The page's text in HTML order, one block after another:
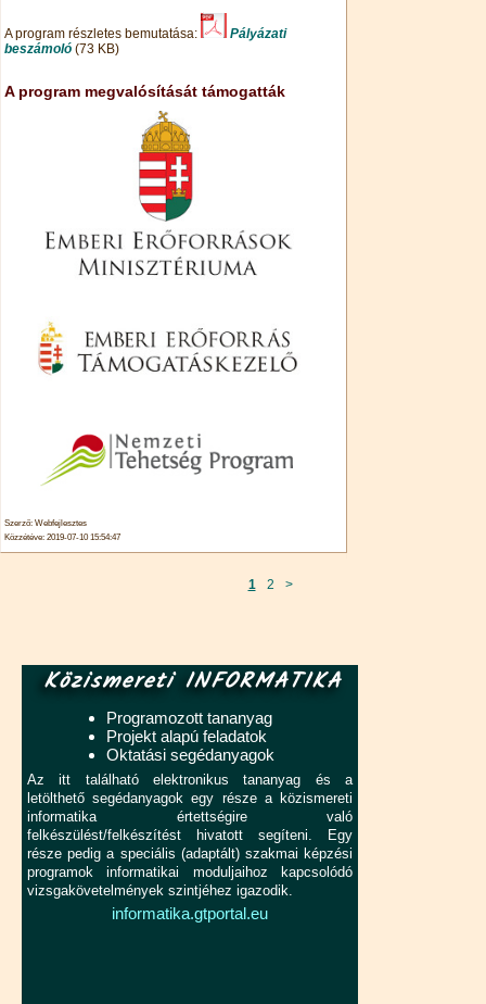
A program részletes bemutatása:
Pályázati
beszámoló (73 KB)
A program megvalósítását támogatták
Szerző: Webfejlesztes
Közzétéve: 2019-07-10 15:54:47
1 2 >
Közismereti INFORMATIKA
Programozott tananyag
Projekt alapú feladatok
Oktatási segédanyagok
Az itt található elektronikus tananyag és a
letölthető segédanyagok egy része a közismereti
informatika értettségire való
felkészülést/felkészítést hivatott segíteni. Egy
része pedig a speciális (adaptált) szakmai képzési
programok informatikai moduljaihoz kapcsolódó
vizsgakövetelmények szintjéhez igazodik.
informatika.gtportal.eu